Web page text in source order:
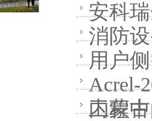
安科
消防
用户
Acrel-
工程
内蒙